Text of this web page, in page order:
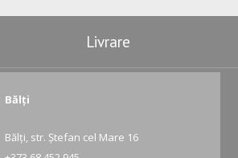
Livrare
Bălți
Bălți, str. Ștefan cel Mare 16